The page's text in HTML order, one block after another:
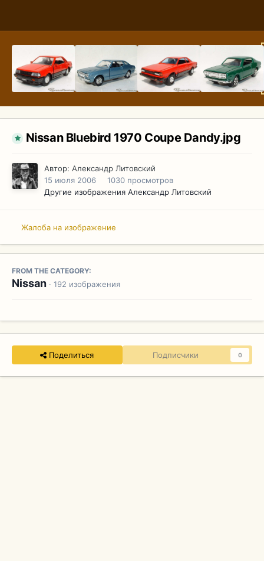
Nissan Bluebird 1970 Coupe Dandy.jpg
Автор: Александр Литовский
15 июля 2006
1030 просмотров
Другие изображения Александр Литовский
Жалоба на изображение
FROM THE CATEGORY:
Nissan · 192 изображения
Поделиться Подписчики 0